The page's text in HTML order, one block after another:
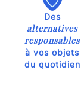
Des
alternatives
responsables
à vos objets
du quotidien